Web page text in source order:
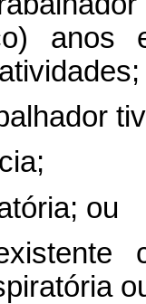
anos
ou